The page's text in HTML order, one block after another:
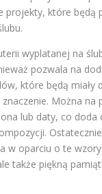
projekty, które będą
wyplatanej na
pozwala na
które będą miały
Można na
lub daty, co doda
w oparciu o te
także piękną